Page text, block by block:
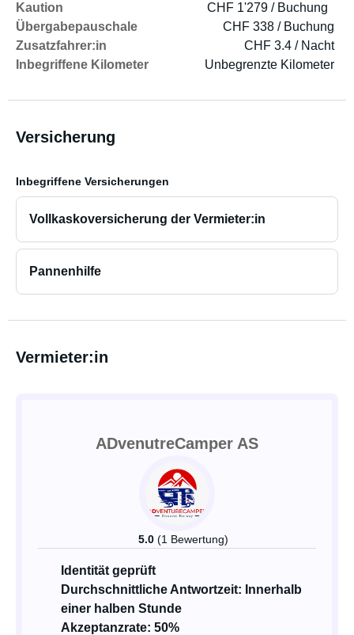
Kaution
CHF 1'279 / Buchung
Übergabepauschale
CHF 338 / Buchung
Zusatzfahrer:in
CHF 3.4 / Nacht
Inbegriffene Kilometer
Unbegrenzte Kilometer
Versicherung
Inbegriffene Versicherungen
Vollkaskoversicherung der Vermieter:in
Pannenhilfe
Vermieter:in
ADvenutreCamper AS
5.0 (1 Bewertung)
Identität geprüft
Durchschnittliche Antwortzeit: Innerhalb
einer halben Stunde
Akzeptanzrate: 50%